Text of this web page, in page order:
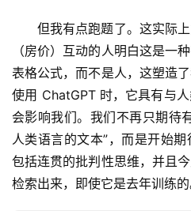
但我有点跑题了。这实际
（房价）互动的人明白这是一
表格公式，而不是人，这塑造
使用 ChatGPT 时，它具有与
会影响我们。我们不再只期待
人类语言的文本”，而是开始
包括连贯的批判性思维，并且
检索出来，即使它是去年训练的